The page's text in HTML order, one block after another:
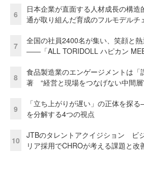
6
日本企業が直面する人材成長の構
通が取り組んだ育成のフルモデルチ
7
全国の社員2400名が集い、笑顔と
――「ALL TORIDOLL ハピカン
8
食品製造業のエンゲージメントは「
著 “経営と現場をつなげない中間層
9
「立ち上がりが遅い」の正体を探
を分解する4つの視点
10
JTBのタレントアクイジション ビ
リア採用でCHROが考える課題と改